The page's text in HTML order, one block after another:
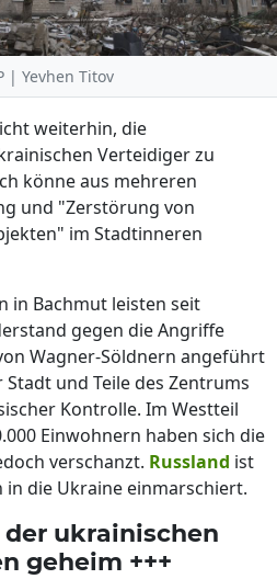
| Yevhen Titov
weiterhin, die
Verteidiger zu
könne aus mehreren
und "Zerstörung von
im Stadtinneren
in Bachmut leisten seit
gegen die Angriffe
Wagner-Söldnern angeführt
und Teile des Zentrums
Kontrolle. Im Westteil
Einwohnern haben sich die
verschanzt. Russland ist
die Ukraine einmarschiert.
der ukrainischen
geheim +++